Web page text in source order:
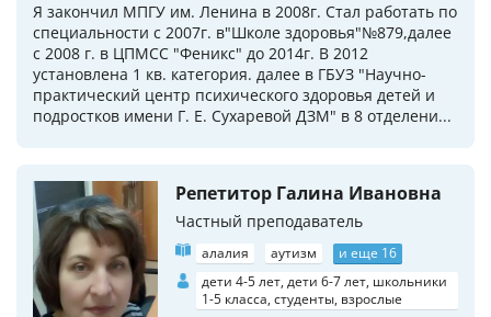
Я закончил МПГУ им. Ленина в 2008г. Стал работать по
специальности с 2007г. в"Школе здоровья"№879,далее
с 2008 г. в ЦПМСС "Феникс" до 2014г. В 2012
установлена 1 кв. категория. далее в ГБУЗ "Научно-
практический центр психического здоровья детей и
подростков имени Г. Е. Сухаревой ДЗМ" в 8 отделени...
Репетитор Галина Ивановна
Частный преподаватель
алалия аутизм
и еще 16
дети 4-5 лет, дети 6-7 лет, школьники
1-5 класса, студенты, взрослые